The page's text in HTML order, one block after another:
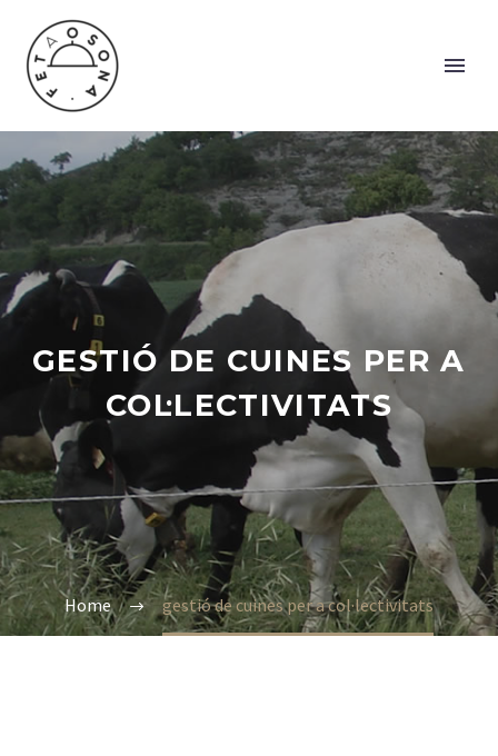
GESTIÓ DE CUINES PER A
COL·LECTIVITATS
Home gestió de cuines per a col·lectivitats